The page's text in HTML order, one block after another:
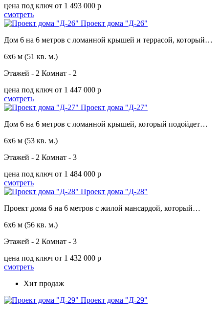
цена под ключ от 1 493 000 p
смотреть
Проект дома "Д-26"
Дом 6 на 6 метров с ломанной крышей и террасой, который…
6х6 м (51 кв. м.)
Этажей - 2 Комнат - 2
цена под ключ от 1 447 000 p
смотреть
Проект дома "Д-27"
Дом 6 на 6 метров с ломанной крышей, который подойдет…
6х6 м (53 кв. м.)
Этажей - 2 Комнат - 3
цена под ключ от 1 484 000 p
смотреть
Проект дома "Д-28"
Проект дома 6 на 6 метров с жилой мансардой, который…
6х6 м (56 кв. м.)
Этажей - 2 Комнат - 3
цена под ключ от 1 432 000 p
смотреть
Хит продаж
Проект дома "Д-29"